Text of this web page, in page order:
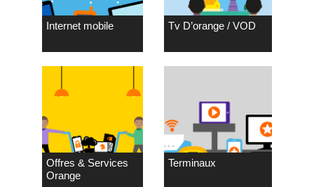
Internet mobile Tv D’orange / VOD
Offres & Services
Orange
Terminaux